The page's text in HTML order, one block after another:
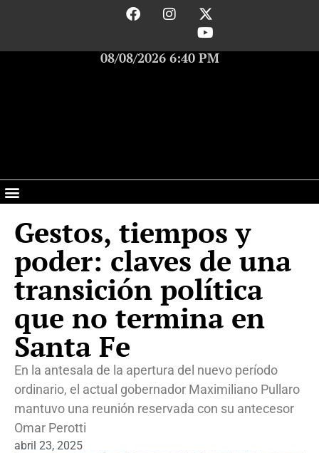
08/08/2026 6:40 PM
Gestos, tiempos y
poder: claves de una
transición política
que no termina en
Santa Fe
En la antesala de la apertura del nuevo período
ordinario, el actual gobernador Maximiliano Pullaro
mantuvo una reunión reservada con su antecesor
Omar Perotti
abril 23, 2025